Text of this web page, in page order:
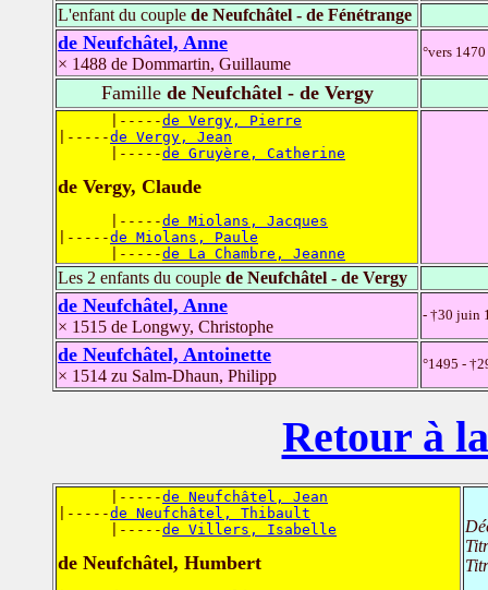
L'enfant du couple de Neufchâtel - de Fénétrange
de Neufchâtel, Anne
× 1488 de Dommartin, Guillaume
°vers
Famillede Neufchâtel - de Vergy
      |-----
de Vergy, Pierre
|-----de Vergy, Jean
      |-----
de Gruyère, Catherine
de Vergy, Claude
      |-----
de Miolans, Jacques
|-----de Miolans, Paule
      |-----
de La Chambre, Jeanne
Les 2 enfants du couple de Neufchâtel - de Vergy
de Neufchâtel, Anne
× 1515 de Longwy, Christophe
- †30 juin
de Neufchâtel, Antoinette
× 1514 zu Salm-Dhaun, Philipp
°1495 -
Retour à
      |-----
de Neufchâtel, Jean
|-----de Neufchâtel, Thibault
      |-----
de Villers, Isabelle
de Neufchâtel, Humbert